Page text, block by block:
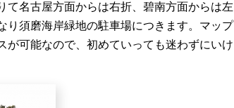
て名古屋方面からは右折、碧南方面からは左
り須磨海岸緑地の駐車場につきます。マップ
が可能なので、初めていっても迷わずにいけ